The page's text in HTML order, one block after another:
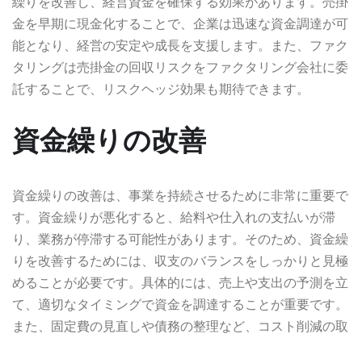
金を早期に現金化することで、企業は迅速な資金調達が可
能となり、経営の安定や成長を支援します。また、ファク
タリングは売掛金の回収リスクをファクタリング会社に委
託することで、リスクヘッジ効果も期待できます。
資金繰りの改善
資金繰りの改善は、事業を持続させるために非常に重要で
す。資金繰りが悪化すると、給料や仕入れの支払いが滞
り、業務が停滞する可能性があります。そのため、資金繰
りを改善するためには、収支のバランスをしっかりと見極
めることが必要です。具体的には、売上や支出の予測を立
て、適切なタイミングで資金を調達することが重要です。
また、固定費の見直しや債務の整理など、コスト削減の取